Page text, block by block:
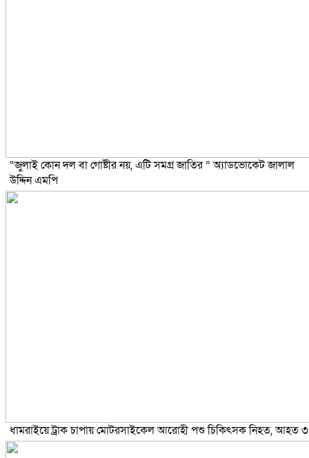
“জুলাই কোন দল বা গোষ্টীর নয়, এটি সমগ্র জাতির ” অ্যাডভোকেট জালাল
উদ্দিন এমপি
ধামরাইয়ে ট্রাক চাপায় মোটরসাইকেল আরোহী পশু চিকিৎসক নিহত, আহত ৩